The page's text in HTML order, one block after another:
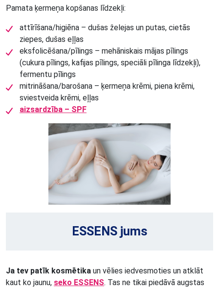
Pamata ķermeņa kopšanas līdzekļi:
attīrīšana/higiēna – dušas želejas un putas, cietās
ziepes, dušas eļļas
eksfolicēšana/pīlings – mehāniskais mājas pīlings
(cukura pīlings, kafijas pīlings, speciāli pīlinga līdzekļi),
fermentu pīlings
mitrināšana/barošana – ķermeņa krēmi, piena krēmi,
sviestveida krēmi, eļļas
aizsardzība – SPF
ESSENS jums
Ja tev patīk kosmētika un vēlies iedvesmoties un atklāt
kaut ko jaunu, seko ESSENS. Tas ne tikai piedāvā augstas